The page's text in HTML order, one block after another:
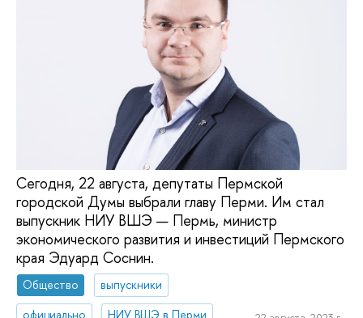
Сегодня, 22 августа, депутаты Пермской
городской Думы выбрали главу Перми. Им стал
выпускник НИУ ВШЭ — Пермь, министр
экономического развития и инвестиций Пермского
края Эдуард Соснин.
Общество
выпускники
официально
НИУ ВШЭ в Перми